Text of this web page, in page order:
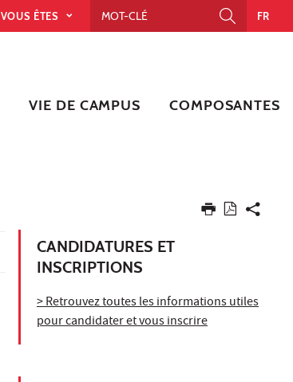
VOUS ÊTES FR
VIE DE CAMPUS COMPOSANTES
CANDIDATURES ET
INSCRIPTIONS
> Retrouvez toutes les informations utiles
pour candidater et vous inscrire